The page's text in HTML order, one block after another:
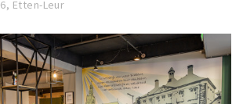
Etten-Leur